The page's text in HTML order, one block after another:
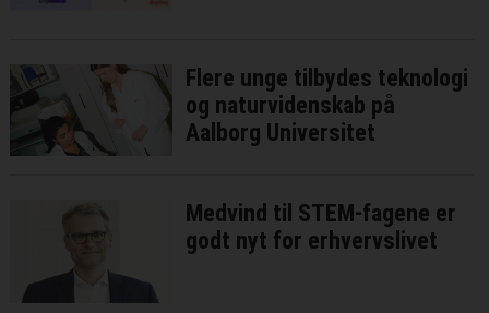
Flere unge tilbydes teknologi
og naturvidenskab på
Aalborg Universitet
Medvind til STEM-fagene er
godt nyt for erhvervslivet